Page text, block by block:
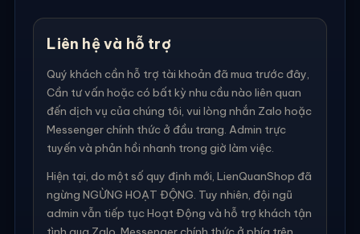
Liên hệ và hỗ trợ
Quý khách cần hỗ trợ tài khoản đã mua trước đây,
Cần tư vấn hoặc có bất kỳ nhu cầu nào liên quan
đến dịch vụ của chúng tôi, vui lòng nhắn Zalo hoặc
Messenger chính thức ở đầu trang. Admin trực
tuyến và phản hồi nhanh trong giờ làm việc.
Hiện tại, do một số quy định mới, LienQuanShop đã
ngừng NGỪNG HOẠT ĐỘNG. Tuy nhiên, đội ngũ
admin vẫn tiếp tục Hoạt Động và hỗ trợ khách tận